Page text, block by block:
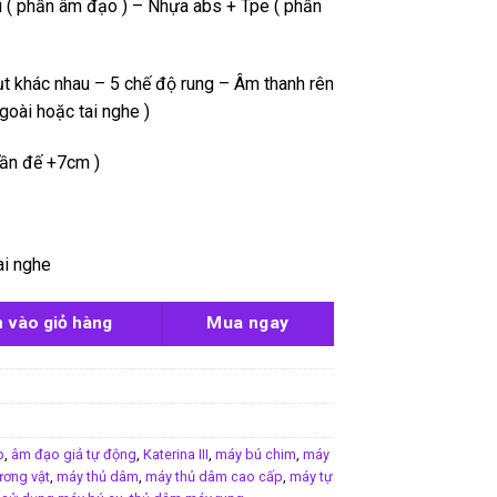
phần âm đạo ) – Nhựa abs + Tpe ( phần
khác nhau – 5 chế độ rung – Âm thanh rên
hoặc tai nghe )
đế +7cm )
nghe
số lượng
vào giỏ hàng Mua ngay
, âm đạo giả tự động, Katerina III, máy bú chim, máy
vật, máy thủ dâm, máy thủ dâm cao cấp, máy tự